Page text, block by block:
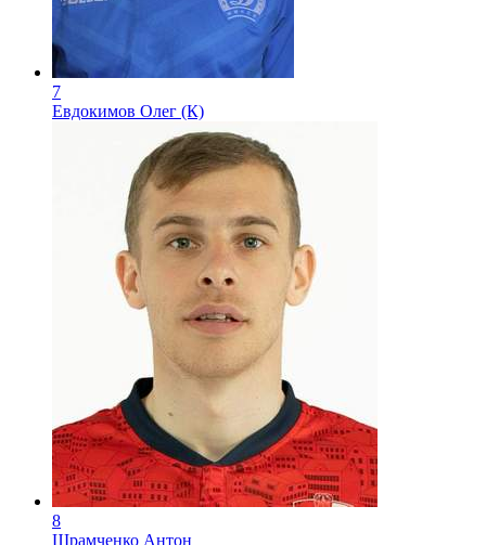
7
Евдокимов Олег (К)
8
Шрамченко Антон